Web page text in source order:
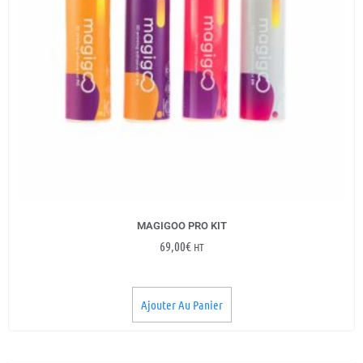
MAGIGOO PRO KIT
69,00€ HT
Ajouter Au Panier